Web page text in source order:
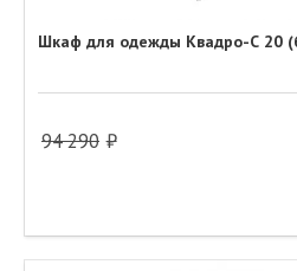
Шкаф для одежды Квадро-С 20
94 290